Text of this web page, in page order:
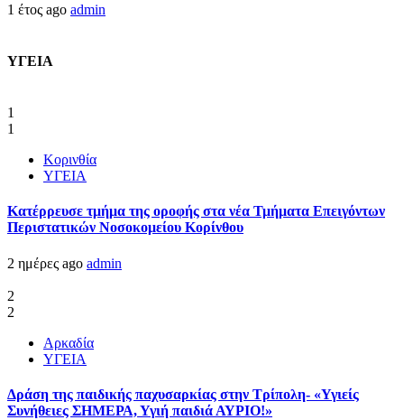
1 έτος ago admin
ΥΓΕΙΑ
1
1
Κορινθία
ΥΓΕΙΑ
Kατέρρευσε τμήμα της οροφής στα νέα Τμήματα Επειγόντων
Περιστατικών Νοσοκομείου Κορίνθου
2 ημέρες ago admin
2
2
Αρκαδία
ΥΓΕΙΑ
Δράση της παιδικής παχυσαρκίας στην Τρίπολη- «Υγιείς
Συνήθειες ΣΗΜΕΡΑ, Υγιή παιδιά ΑΥΡΙΟ!»